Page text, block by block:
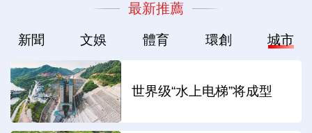
最新推薦
新聞 文娛 體育 環創 城市
世界级“水上电梯”将成型